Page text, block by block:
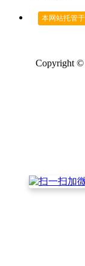
本网站托管于
Copyright ©